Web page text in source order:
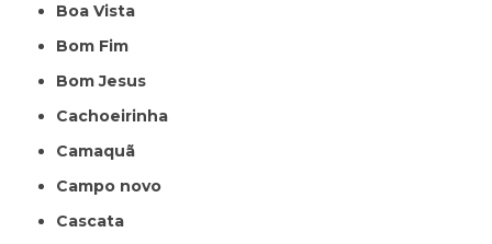
Boa Vista
Bom Fim
Bom Jesus
Cachoeirinha
Camaquã
Campo novo
Cascata